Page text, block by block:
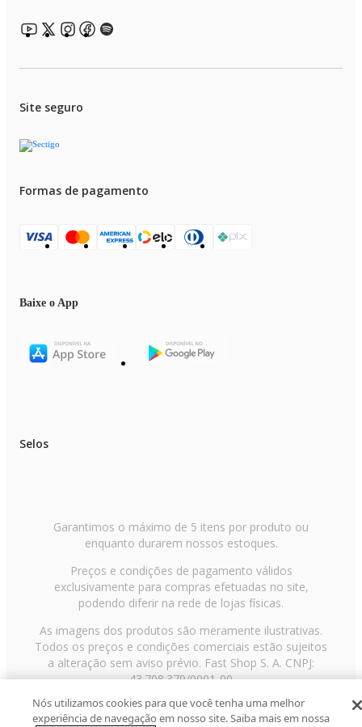
Site seguro
Formas de pagamento
Baixe o App
Selos
Garantimos o máximo de 5 itens por produto ou
enquanto durarem nossos estoques.
Preços e condições de pagamento válidos
exclusivamente para compras efetuadas no site,
podendo diferir na rede de lojas físicas.
As imagens dos produtos são meramente ilustrativas.
Todos os preços e condições comerciais estão sujeitos
a alteração sem aviso prévio. Fast Shop S. A. CNPJ:
43.708.379/0001-00
Avenida Zaki Narchi, nº 1650, sobreloja, Carandiru, São
Paulo/SP, CEP 02029-001, Telefone: 11 3003-3728 ©
Nós utilizamos cookies para que você tenha uma melhor
experiência de navegação em nosso site. Saiba mais em nossa